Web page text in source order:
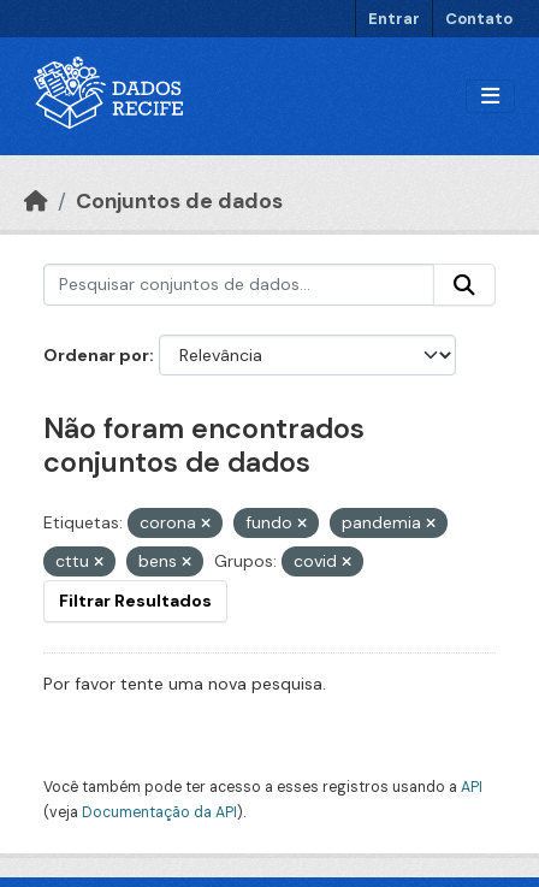
Entrar Contato
Conjuntos de dados
Ordenar por
Não foram encontrados
conjuntos de dados
Etiquetas: corona fundo
pandemia
cttu
bens Grupos:
covid
Filtrar Resultados
Por favor tente uma nova pesquisa.
Você também pode ter acesso a esses registros usando a API
(veja Documentação da API).